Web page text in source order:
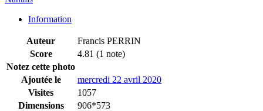
Information
Auteur
Francis PERRIN
Score
4.81 (1 note)
Notez cette photo
Ajoutée le
mercredi 22 avril 2020
Visites
1057
Dimensions
906*573